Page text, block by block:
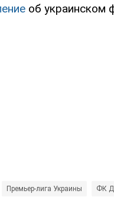
об украинском
Премьер-лига Украины ФК